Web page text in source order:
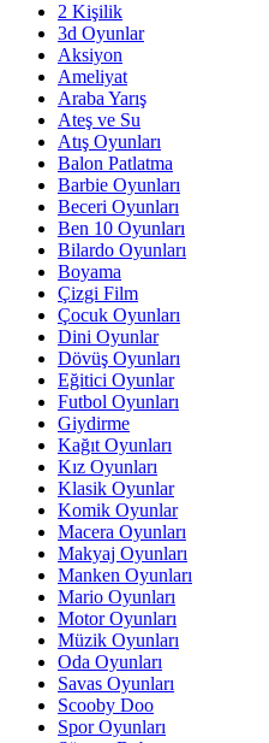
2 Kişilik
3d Oyunlar
Aksiyon
Ameliyat
Araba Yarış
Ateş ve Su
Atış Oyunları
Balon Patlatma
Barbie Oyunları
Beceri Oyunları
Ben 10 Oyunları
Bilardo Oyunları
Boyama
Çizgi Film
Çocuk Oyunları
Dini Oyunlar
Dövüş Oyunları
Eğitici Oyunlar
Futbol Oyunları
Giydirme
Kağıt Oyunları
Kız Oyunları
Klasik Oyunlar
Komik Oyunlar
Macera Oyunları
Makyaj Oyunları
Manken Oyunları
Mario Oyunları
Motor Oyunları
Müzik Oyunları
Oda Oyunları
Savas Oyunları
Scooby Doo
Spor Oyunları